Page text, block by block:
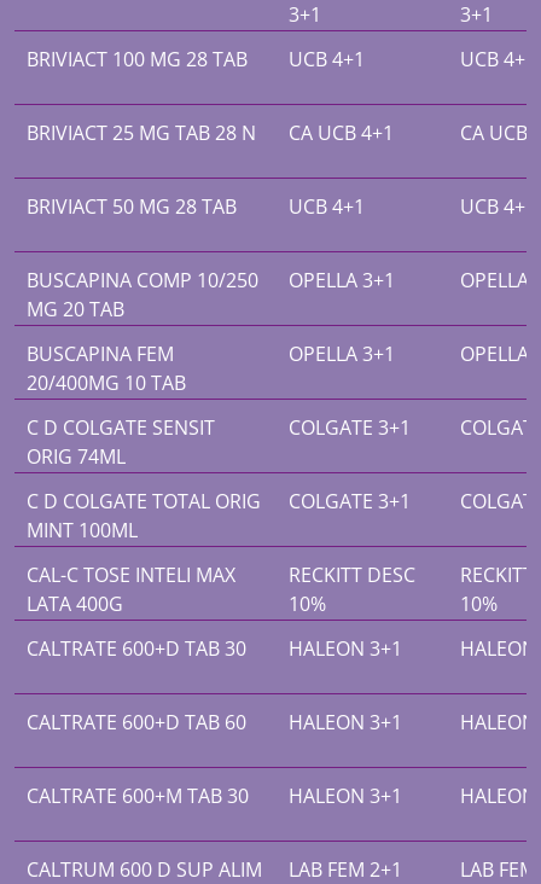
3+1
3+1
BRIVIACT 100 MG 28 TAB
UCB 4+1 UCB 4+1
BRIVIACT 25 MG TAB 28 N CA UCB 4+1 CA UCB
BRIVIACT 50 MG 28 TAB UCB 4+1 UCB 4+1
BUSCAPINA COMP 10/250
MG 20 TAB
OPELLA 3+1 OPELLA
BUSCAPINA FEM
20/400MG 10 TAB
OPELLA 3+1 OPELLA
C D COLGATE SENSIT
ORIG 74ML
COLGATE 3+1
C D COLGATE TOTAL ORIG
MINT 100ML
COLGATE 3+1
CAL-C TOSE INTELI MAX
LATA 400G
RECKITT DESC
10%
RECKITT
10%
CALTRATE 600+D TAB 30
HALEON 3+1
CALTRATE 600+D TAB 60 HALEON 3+1
CALTRATE 600+M TAB 30 HALEON 3+1
CALTRUM 600 D SUP ALIM
LAB FEM 2+1 LAB